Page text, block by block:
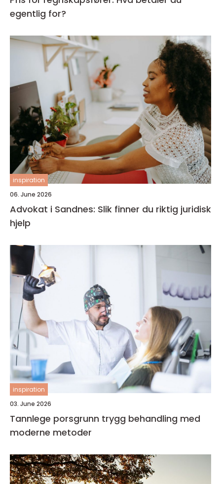
egentlig for?
inspiration
06. June 2026
Advokat i Sandnes: Slik finner du riktig juridisk
hjelp
inspiration
03. June 2026
Tannlege porsgrunn trygg behandling med
moderne metoder